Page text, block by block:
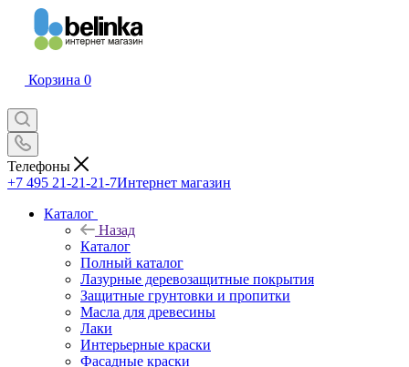
Корзина 0
Телефоны
+7 495 21-21-21-7Интернет магазин
Каталог
Назад
Каталог
Полный каталог
Лазурные деревозащитные покрытия
Защитные грунтовки и пропитки
Масла для древесины
Лаки
Интерьерные краски
Фасадные краски